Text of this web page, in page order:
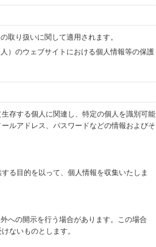
取り扱いに関して適用されます。
）のウェブサイトにおける個人情報等の保護
存する個人に関連し、特定の個人を識別可能
ルアドレス、パスワードなどの情報およびそ
る目的を以って、個人情報を収集いたしま
への開示を行う場合があります。この場合
ないものとします。